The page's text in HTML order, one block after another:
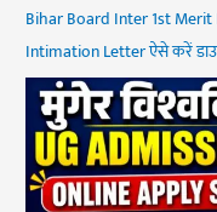
Bihar Board Inter 1st Merit
Intimation Letter ऐसे करें